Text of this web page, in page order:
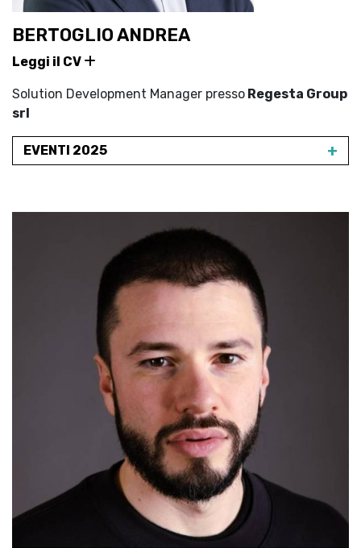
BERTOGLIO ANDREA
Leggi il CV
Solution Development Manager presso Regesta Group
srl
EVENTI 2025 +